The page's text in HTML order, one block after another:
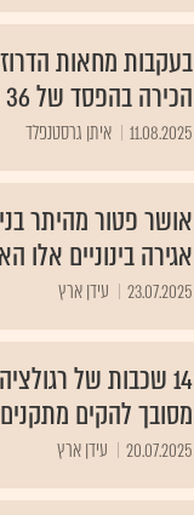
בעקבות מחאות
הכירה בהפסד של 36 מיליון שקל
11.08.2025 איתן גרסטנפלד
אושר פטור מהיתר
אגירה בינוניים אלו
23.07.2025 עידן ארץ
14 שכבות של
מסובך להקים
20.07.2025 עידן ארץ